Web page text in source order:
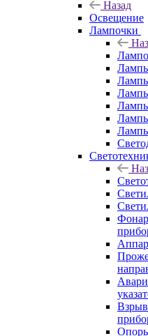
Назад
Освещение
Лампочки